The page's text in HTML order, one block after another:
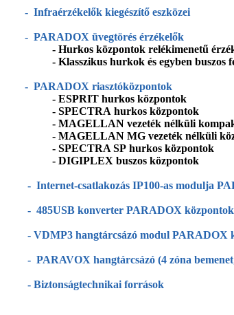
- Infraérzékelők kiegészítő eszközei
- PARADOX üvegtörés érzékelők
- Hurkos központok relékimenetű
- Klasszikus hurkok és egyben
- PARADOX riasztóközpontok
- ESPRIT hurkos központok
- SPECTRA hurkos központok
- MAGELLAN vezeték nélküli
- MAGELLAN MG vezeték nélküli
- SPECTRA SP hurkos központok
- DIGIPLEX buszos központok
- Internet-csatlakozás IP100-as modulja
- 485USB konverter PARADOX központok
- VDMP3 hangtárcsázó modul PARADOX
- PARAVOX hangtárcsázó (4 zóna bemenet
- Biztonságtechnikai források